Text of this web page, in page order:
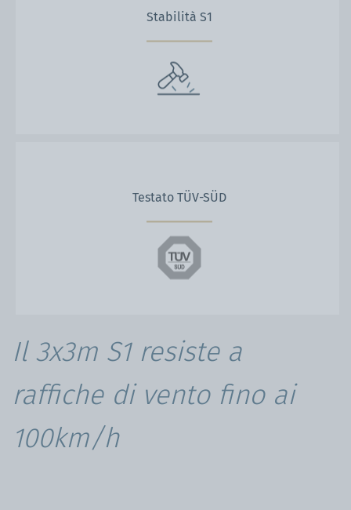
Stabilità S1
Testato TÜV-SÜD
Il 3x3m S1 resiste a
raffiche di vento fino ai
100km/h